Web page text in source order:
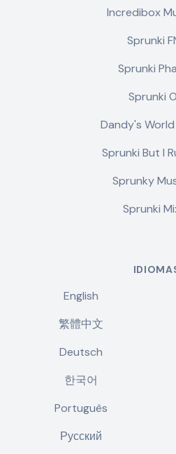
Incredibox
Sprunki
Sprunki
Sprunki
Dandy's
Sprunki But I
Sprunky
Sprunki
English
繁體中文
Deutsch
한국어
Português
Русский